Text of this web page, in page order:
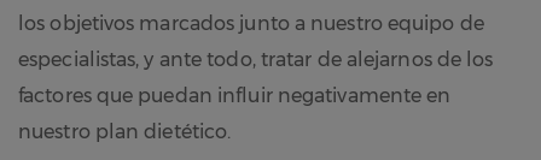
los objetivos marcados junto a nuestro equipo de
especialistas, y ante todo, tratar de alejarnos de los
factores que puedan influir negativamente en
nuestro plan dietético.